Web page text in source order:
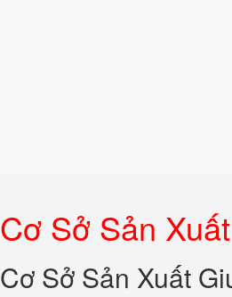
Cơ Sở Sản
Cơ Sở Sản Xuất